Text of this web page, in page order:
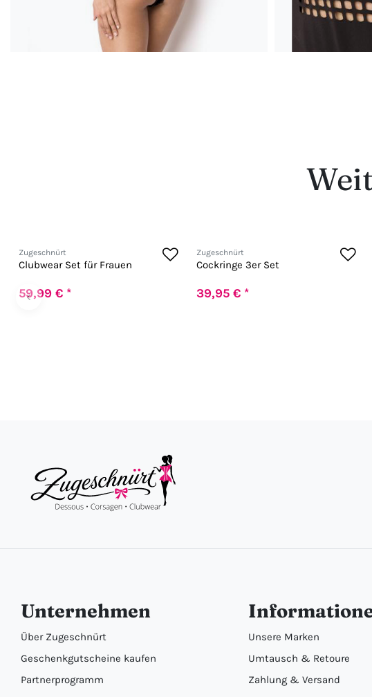
‹
Zugeschnürt
Clubwear Set für Frauen
59,99 € *
Zugeschnürt
Cockringe 3er Set
39,95 € *
Unternehmen
Über Zugeschnürt
Geschenkgutscheine kaufen
Partnerprogramm
Unsere Marken
Umtausch & Retoure
Zahlung & Versand